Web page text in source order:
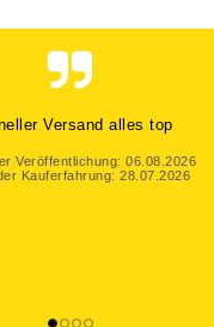
auch per Mail und super
Veröffentlichung: 06.08.2026